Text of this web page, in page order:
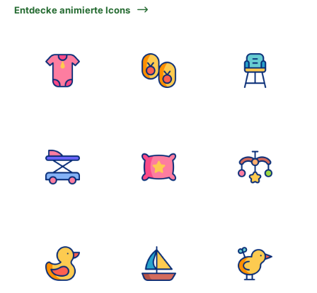
Entdecke animierte Icons